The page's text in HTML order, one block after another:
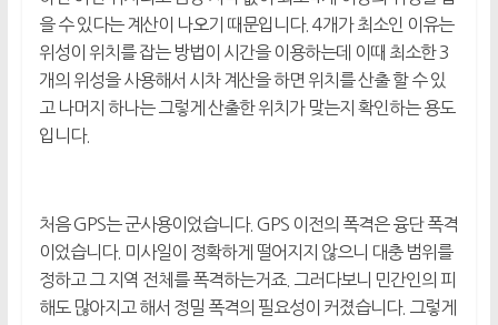
을 수 있다는 계산이 나오기 때문입니다. 4개가 최소인 이유는
위성이 위치를 잡는 방법이 시간을 이용하는데 이때 최소한 3
개의 위성을 사용해서 시차 계산을 하면 위치를 산출 할 수 있
고 나머지 하나는 그렇게 산출한 위치가 맞는지 확인하는 용도
입니다.
처음 GPS는 군사용이었습니다. GPS 이전의 폭격은 융단 폭격
이었습니다. 미사일이 정확하게 떨어지지 않으니 대충 범위를
정하고 그 지역 전체를 폭격하는거죠. 그러다보니 민간인의 피
해도 많아지고 해서 정밀 폭격의 필요성이 커졌습니다. 그렇게